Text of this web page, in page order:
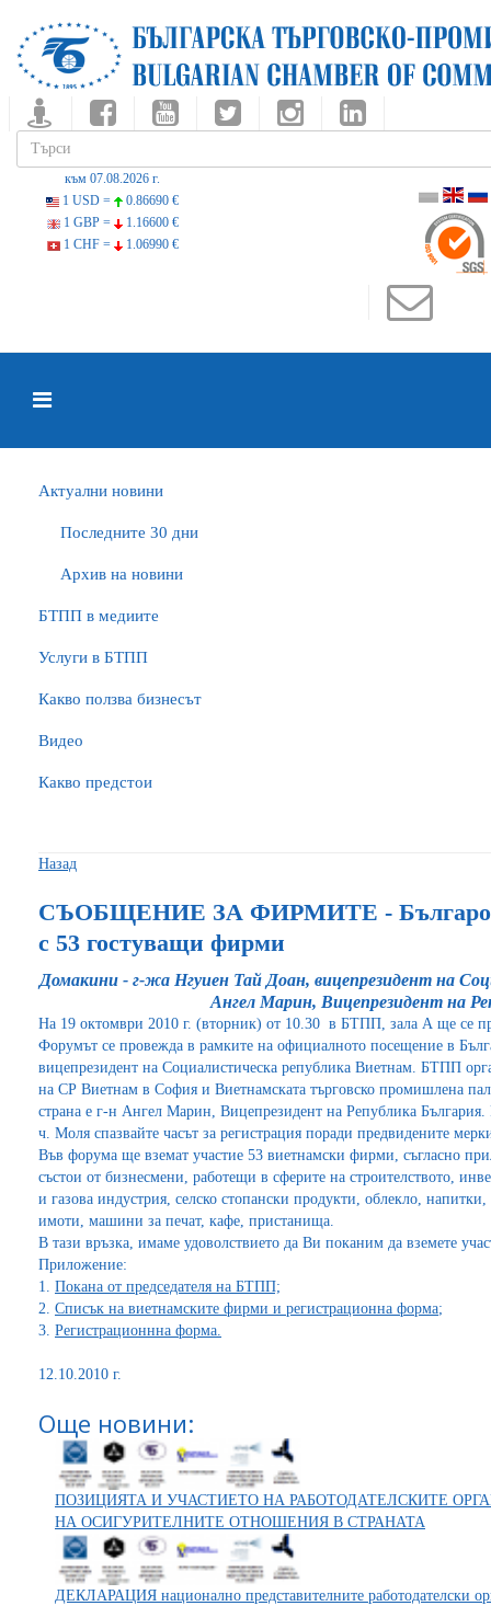
към 07.08.2026 г.
1 USD =
0.86690 €
1 GBP =
1.16600 €
1 CHF =
1.06990 €
Актуални новини
Последните 30 дни
Архив на новини
БTПП в медиите
Услуги в БТПП
Какво ползва бизнесът
Видео
Какво предстои
Назад
СЪОБЩЕНИЕ ЗА ФИРМИТЕ - Българо-
с 53 гостуващи фирми
Домакини - г-жа Нгуиен Тай Доан, вицепрезидент на
Ангел Марин, Вицепрезидент на
На 19 октомври 2010 г. (вторник) от 10.30 в БТПП, зала А ще се
Форумът се провежда в рамките на официалното посещение в
вицепрезидент на Социалистическа република Виетнам. БТПП
на СР Виетнам в София и Виетнамската търговско промишлена
страна е г-н Ангел Марин, Вицепрезидент на Република
ч. Моля спазвайте часът за регистрация поради предвидените
Във форума ще вземат участие 53 виетнамски фирми, съгласно
състои от бизнесмени, работещи в сферите на строителството,
и газова индустрия, селско стопански продукти, облекло,
имоти, машини за печат, кафе, пристанища.
В тази връзка, имаме удоволствието да Ви поканим да вземете
Приложение:
1. Покана от председателя на БТПП;
2. Списък на виетнамските фирми и регистрационна форма;
3. Регистрационнна форма.
12.10.2010 г.
Още новини:
ПОЗИЦИЯТА И УЧАСТИЕТО НА РАБОТОДАТЕЛСКИТЕ
НА ОСИГУРИТЕЛНИТЕ ОТНОШЕНИЯ В СТРАНАТА
ДЕКЛАРАЦИЯ национално представителните работодателски